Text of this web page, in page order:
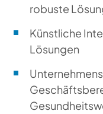
robuste
Künstliche
Lösungen